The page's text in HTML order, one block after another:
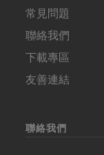
常見問題
聯絡我們
下載專區
友善連結
聯絡我們